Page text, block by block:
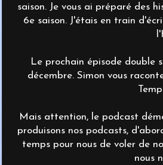
saison. Je vous ai préparé des
6e saison. J'étais en train
Le prochain épisode double
décembre. Simon vous
Mais attention, le podcast
produisons nos podcasts,
temps pour nous de voler de
nous